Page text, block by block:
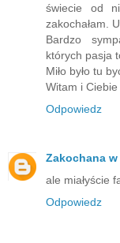
świecie od
zakochałam.
Bardzo
których pasja
Miło było tu
Witam i
Odpowiedz
Zakochana
ale miałyście
Odpowiedz